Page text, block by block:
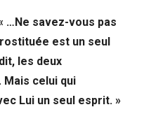
…Ne savez-vous pas
est un seul
les deux
Mais celui qui
Lui un seul esprit. »